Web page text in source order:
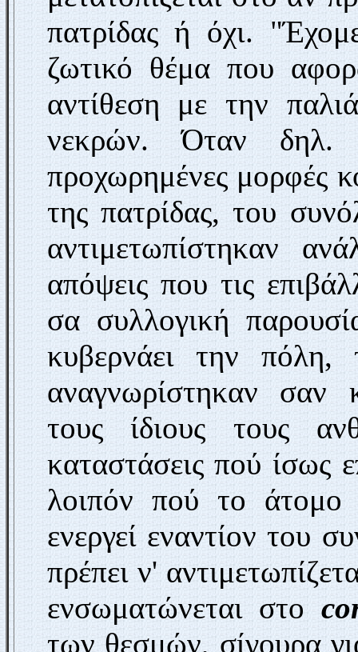
πατρίδας ή όχι.
ζωτικό θέμα που
αντίθεση με την
νεκρών. Όταν
προχωρημένες μορφές
της πατρίδας, του
αντιμετωπίστηκαν
απόψεις που τις
σα συλλογική
κυβερνάει την πόλη,
αναγνωρίστηκαν σαν
τους ίδιους τους
καταστάσεις πού ίσως
λοιπόν πού το άτομο
ενεργεί εναντίον του
πρέπει ν'
ενσωματώνεται στο
των θεσμών, σίγουρα